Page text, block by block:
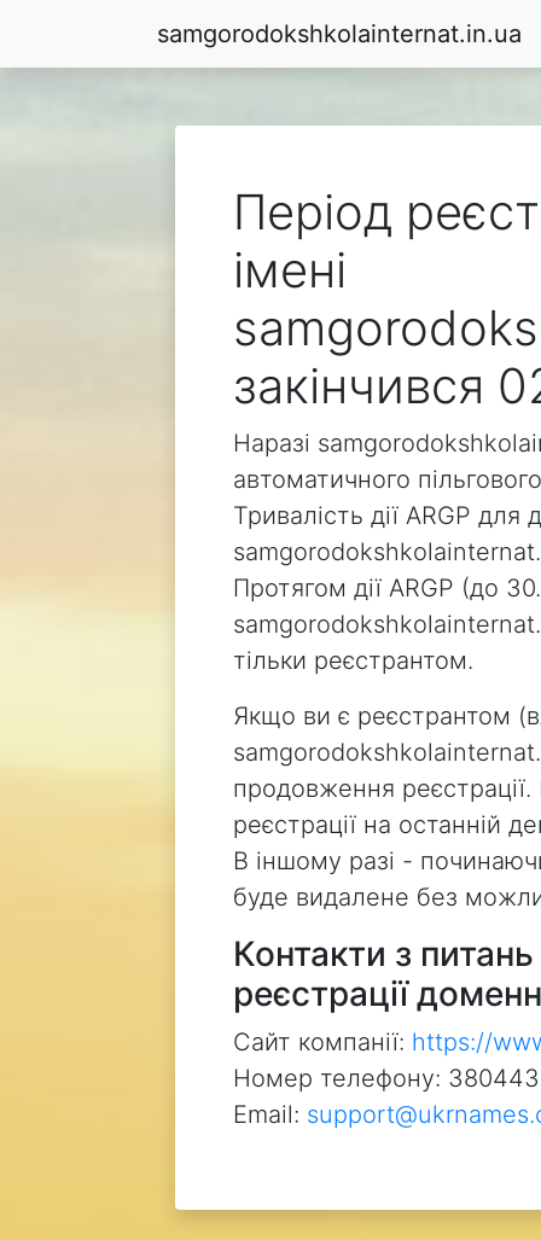
samgorodokshkolainternat.in.ua
Період
імені
закінчився
Наразі
автоматичного
Тривалість дії ARGP для
Протягом дії ARGP (до
тільки реєстрантом.
Якщо ви є реєстрантом
продовження
реєстрації на останній
В іншому разі -
буде видалене без
Контакти з
реєстрації
Сайт компанії: https://
Номер телефону:
Email: